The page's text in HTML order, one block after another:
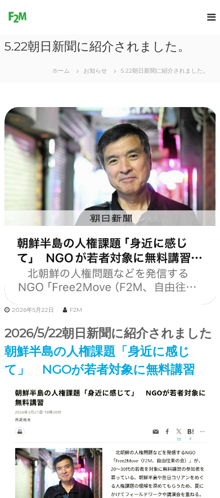
ツ
e
e
e
5.22朝日新聞に紹介されました。
ホーム お知らせ 5.22朝日新聞に紹介されました。
2026年5月22日 F2M
2026/5/22朝日新聞に紹介されました
朝鮮半島の人権課題「身近に感じ
て」 NGOが若者対象に無料講習